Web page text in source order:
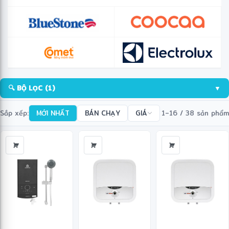
🔍 BỘ LỌC (1) ▼
Sắp xếp: MỚI NHẤT BÁN CHẠY GIÁ 1–16 / 38 sản phẩm
✼